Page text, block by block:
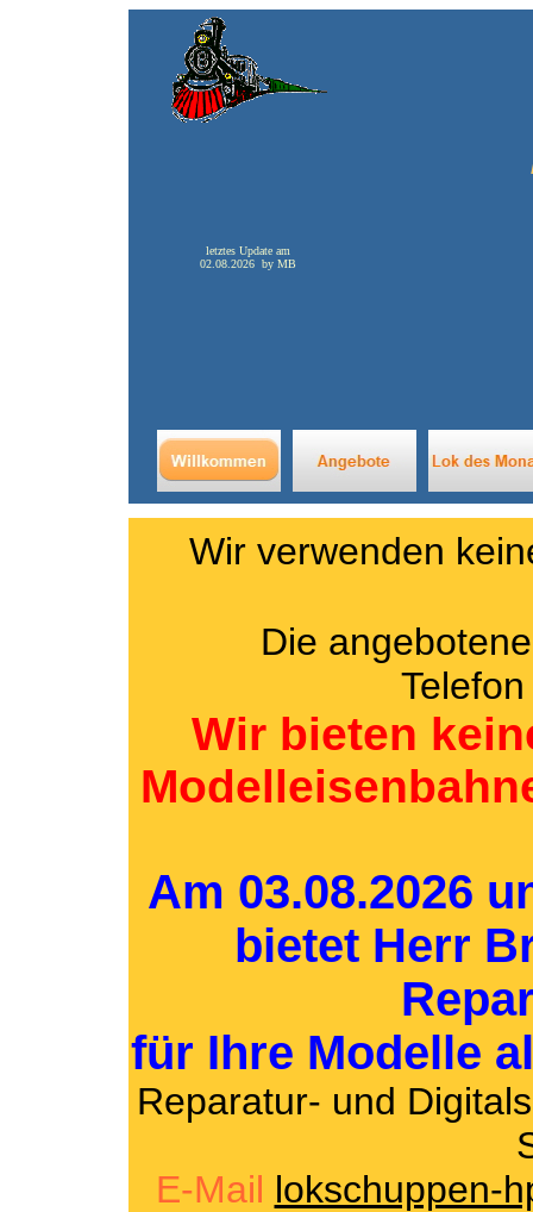
letztes Update am
02.08.2026 by MB
Wir verwenden
Die angebotenen
Wir bieten
Am 03.08.2026
bietet Herr
für Ihre Modelle
Reparatur- und
E-Mail lokschuppen-